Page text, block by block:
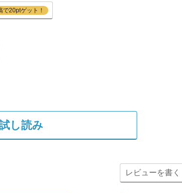
で20ptゲット！
し読み
レビューを書く